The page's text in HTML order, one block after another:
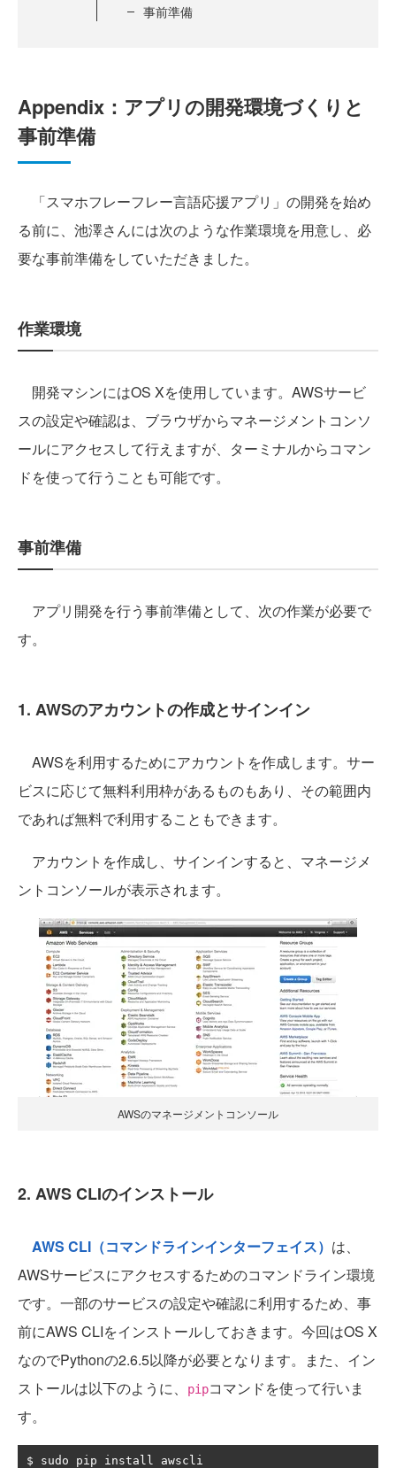
事前準備
Appendix：アプリの開発環境づくりと
事前準備
「スマホフレーフレー言語応援アプリ」の開発を始め
る前に、池澤さんには次のような作業環境を用意し、必
要な事前準備をしていただきました。
作業環境
開発マシンにはOS Xを使用しています。AWSサービ
スの設定や確認は、ブラウザからマネージメントコンソ
ールにアクセスして行えますが、ターミナルからコマン
ドを使って行うことも可能です。
事前準備
アプリ開発を行う事前準備として、次の作業が必要で
す。
1. AWSのアカウントの作成とサインイン
AWSを利用するためにアカウントを作成します。サー
ビスに応じて無料利用枠があるものもあり、その範囲内
であれば無料で利用することもできます。
アカウントを作成し、サインインすると、マネージメ
ントコンソールが表示されます。
AWSのマネージメントコンソール
2. AWS CLIのインストール
AWS CLI（コマンドラインインターフェイス） は、
AWSサービスにアクセスするためのコマンドライン環境
です。一部のサービスの設定や確認に利用するため、事
前にAWS CLIをインストールしておきます。今回はOS X
なのでPythonの2.6.5以降が必要となります。また、イン
ストールは以下のように、
pipコマンドを使って行いま
す。
$ sudo pip install awscli